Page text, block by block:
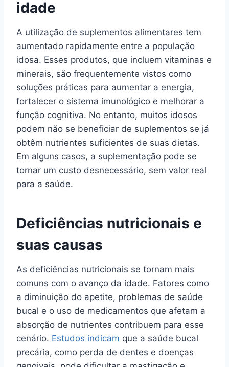
idade
A utilização de suplementos alimentares tem
aumentado rapidamente entre a população
idosa. Esses produtos, que incluem vitaminas e
minerais, são frequentemente vistos como
soluções práticas para aumentar a energia,
fortalecer o sistema imunológico e melhorar a
função cognitiva. No entanto, muitos idosos
podem não se beneficiar de suplementos se já
obtêm nutrientes suficientes de suas dietas.
Em alguns casos, a suplementação pode se
tornar um custo desnecessário, sem valor real
para a saúde.
Deficiências nutricionais e
suas causas
As deficiências nutricionais se tornam mais
comuns com o avanço da idade. Fatores como
a diminuição do apetite, problemas de saúde
bucal e o uso de medicamentos que afetam a
absorção de nutrientes contribuem para esse
cenário. Estudos indicam que a saúde bucal
precária, como perda de dentes e doenças